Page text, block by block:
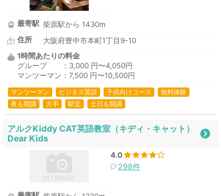
最寄駅 柴原駅から 1430m
住所
大阪府豊中市本町1丁目9-10
1時間あたりの料金
グループ ：3,000 円〜4,050円
マンツーマン：7,500 円〜10,500円
マンツーマン ビジネス英語 子供向けコース
無料体験
夜も開講
大手 駅近 土日も開講
アルクKiddy CAT英語教室（キディ・キャット）
Dear Kids
4.0
298件